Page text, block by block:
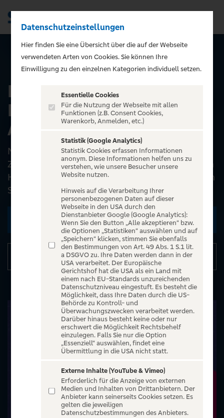
ALLE EVENTS
BEN ZUCKER -
Kämpferherz - Die Open
Airs 2026
Nach dem Erfolg seiner Arenatour bringt Ben
Zucker seine große Live-Show 2026 unter freien
Himmel – exklusive Open-Air-Termine mit neuen
Songs, großem...
Zu den Terminen
Details
Datenschutzeinstellungen
Hier finden Sie eine Übersicht über die auf der Webseite
verwendeten Arten von Cookies. Sie können Ihre
Einwilligung zu den einzelnen Kategorien individuell setzen.
Essentielle Cookies
Für die Nutzung der Webseite mit allen
Funktionen (z.B. Consent Cookies,
Warenkorb, Anmelden, etc.)
Statistik (Google Analytics)
Statistik Cookies erfassen Informationen
anonym. Diese Informationen helfen uns zu
verstehen, wie unsere Besucher unsere
Website nutzen.
Hinweis auf die Verarbeitung Ihrer
personenbezogenen Daten auf dieser
Webseite in den USA durch den
Dienstanbieter Google (Google Analytics):
Wenn Sie den Button „Alle akzeptieren“ bzw.
die Optionen „Statistiken“ auswählen und auf
„Speichern“ klicken, stimmen Sie ebenfalls
den Bestimmungen von Art. 49 Abs. 1 S.1 lit.
a DSGVO zu. Ihre Daten werden dann in der
USA verarbeitet. Der Europäische
Gerichtshof hat die USA als ein Land mit
einem nach EU-Standards unzureichenden
Datenschutzniveau eingestuft. Es besteht die
Möglichkeit, dass Ihre Daten durch die US-
Behörde zu Kontroll- und
Überwachungszwecken verarbeitet werden.
Darüber hinaus besteht keine oder nur
erschwert die Möglichkeit Rechtsbehelf
einzulegen. Falls Sie nur die Option
„Essenziell“ auswählen, findet eine
Übermittlung in die USA nicht statt.
Externe Inhalte (YouTube & Vimeo)
Erforderlich für die Anzeige von externen
Medien und Inhalten von Drittanbietern. Der
Anbieter kann seinerseits Cookies setzen. Es
gelten die jeweiligen
Datenschutzbestimmungen des Anbieters.